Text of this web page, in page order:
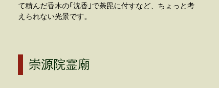
て積んだ香木の｢沈香｣で荼毘に付すなど、ちょっと考
えられない光景です。
崇源院霊廟